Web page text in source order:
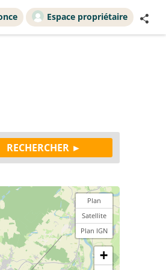
Espace propriétaire
Plan
Satellite
Plan IGN
+